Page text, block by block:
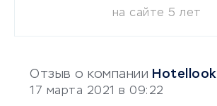
Отзыв о компании Hotellook
17 марта 2021 в 09:22
на сайте 5 лет